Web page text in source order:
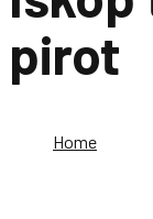
pirot
Home